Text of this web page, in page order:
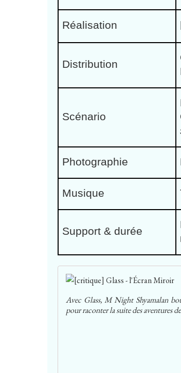
Réalisation
Distribution
Scénario
Photographie
Musique
Support & durée
Avec Glass, M Night Shyamalan
pour raconter la suite des aventures